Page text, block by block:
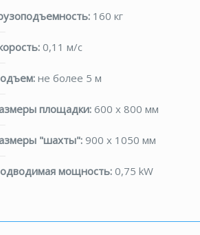
160 кг
0,11 м/с
не более 5 м
площадки:600 x 800 мм
"шахты": 900 x 1050 мм
мощность:0,75 kW